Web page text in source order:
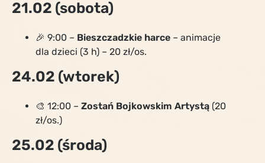
21.02 (sobota)
🎉 9:00 – Bieszczadzkie harce – animacje
dla dzieci (3 h) – 20 zł/os.
24.02 (wtorek)
🎨 12:00 – Zostań Bojkowskim Artystą (20
zł/os.)
25.02 (środa)